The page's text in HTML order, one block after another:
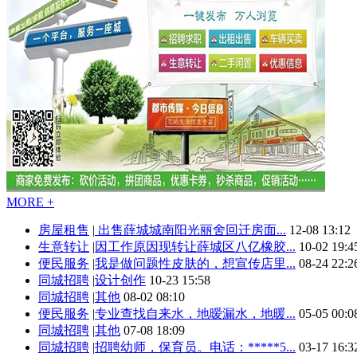
MORE +
房屋租售 | 出售薛城城南阳光丽舍回迁房面... 12-08 13:12
生意转让 |因工作原因现转让薛城区八亿橡胶... 10-02
便民服务 |我是做问题性皮肤的，想宣传店里... 08-24
同城招聘 |设计创作 10-23 15:58
同城招聘 |其他 08-02 08:10
便民服务 |专业查找自来水，地暧漏水，地暖... 05-05
同城招聘 |其他 07-08 18:09
同城招聘 |招聘幼师，保育员。电话：*****5... 03-17